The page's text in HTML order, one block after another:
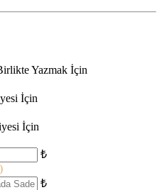
Yazmak İçin
İçin
İçin
₺
₺